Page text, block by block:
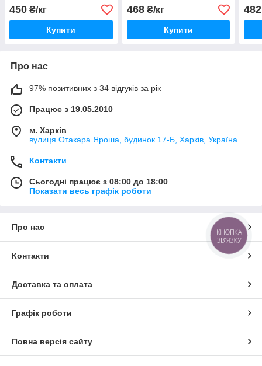
450 ₴/кг
Купити
468₴/кг
Купити
482
Про нас
97% позитивних з 34 відгуків за рік
Працює з 19.05.2010
м. Харків
вулиця Отакара Яроша, будинок 17-Б, Харків, Україна
Контакти
Сьогодні працює з 08:00 до 18:00
Показати весь графік роботи
Про нас
Контакти
Доставка та оплата
Графік роботи
Повна версія сайту
КНОПКА
ЗВ'ЯЗКУ